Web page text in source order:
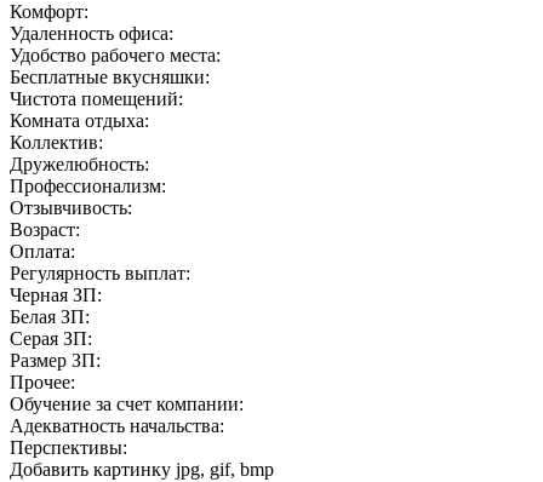
Комфорт:
Удаленность офиса:
Удобство рабочего места:
Бесплатные вкусняшки:
Чистота помещений:
Комната отдыха:
Коллектив:
Дружелюбность:
Профессионализм:
Отзывчивость:
Возраст:
Оплата:
Регулярность выплат:
Черная ЗП:
Белая ЗП:
Серая ЗП:
Размер ЗП:
Прочее:
Обучение за счет компании:
Адекватность начальства:
Перспективы:
Добавить картинку jpg, gif, bmp